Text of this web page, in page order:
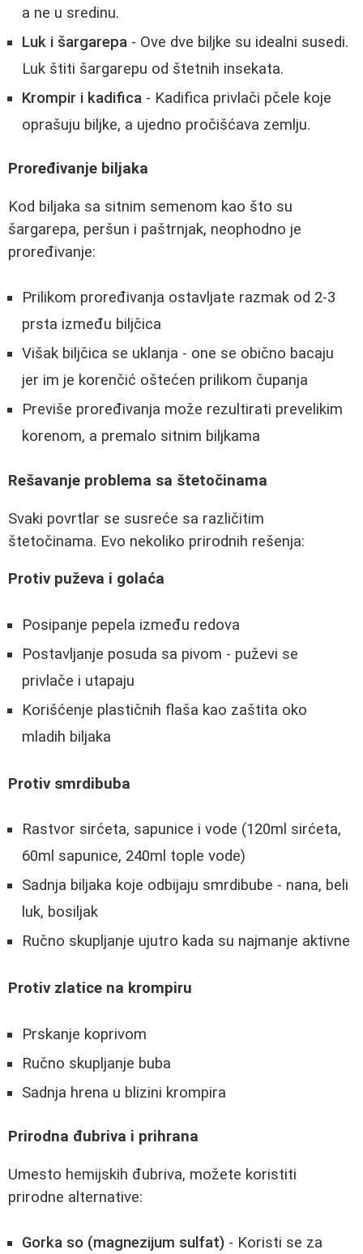
a ne u sredinu.
Luk i šargarepa - Ove dve biljke su idealni susedi.
Luk štiti šargarepu od štetnih insekata.
Krompir i kadifica - Kadifica privlači pčele koje
oprašuju biljke, a ujedno pročišćava zemlju.
Proređivanje biljaka
Kod biljaka sa sitnim semenom kao što su
šargarepa, peršun i paštrnjak, neophodno je
proređivanje:
Prilikom proređivanja ostavljate razmak od 2-3
prsta između biljčica
Višak biljčica se uklanja - one se obično bacaju
jer im je korenčić oštećen prilikom čupanja
Previše proređivanja može rezultirati prevelikim
korenom, a premalo sitnim biljkama
Rešavanje problema sa štetočinama
Svaki povrtlar se susreće sa različitim
štetočinama. Evo nekoliko prirodnih rešenja:
Protiv puževa i golaća
Posipanje pepela između redova
Postavljanje posuda sa pivom - puževi se
privlače i utapaju
Korišćenje plastičnih flaša kao zaštita oko
mladih biljaka
Protiv smrdibuba
Rastvor sirćeta, sapunice i vode (120ml sirćeta,
60ml sapunice, 240ml tople vode)
Sadnja biljaka koje odbijaju smrdibube - nana, beli
luk, bosiljak
Ručno skupljanje ujutro kada su najmanje aktivne
Protiv zlatice na krompiru
Prskanje koprivom
Ručno skupljanje buba
Sadnja hrena u blizini krompira
Prirodna đubriva i prihrana
Umesto hemijskih đubriva, možete koristiti
prirodne alternative:
Gorka so (magnezijum sulfat) - Koristi se za